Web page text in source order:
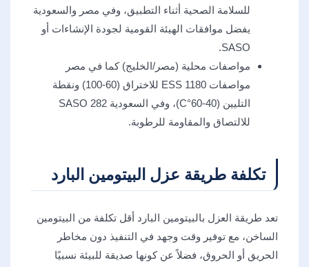
للسلامة الصحية أثناء التطبيق، وفي مصر والسعودية
يفضل موافقات الهيئة القومية لجودة الإنشاءات أو
SASO.
مواصفات محلية (مصر/الخليج) كما في مصر
مواصفات ESS 1180 للاختراق (60-100) ونقطة
التليين (40-60°C)، وفي السعودية SASO 282
للالتصاق والمقاومة للرطوبة.
تكلفة طريقة عزل البيتومين البارد
​تعد طريقة العزل بالبيتومين البارد أقل تكلفة من البيتومين
الساخن، مع توفير وقت وجهد في التنفيذ دون مخاطر
الحريق أو الحروق، فضلاً عن كونها صديقة للبيئة نسبيًا